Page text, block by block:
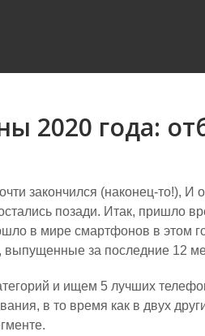
2020 года:
закончился (наконец-то!),
позади. Итак, пришло
в мире смартфонов в этом
за последние 12
и ищем 5 лучших
в то время как в двух